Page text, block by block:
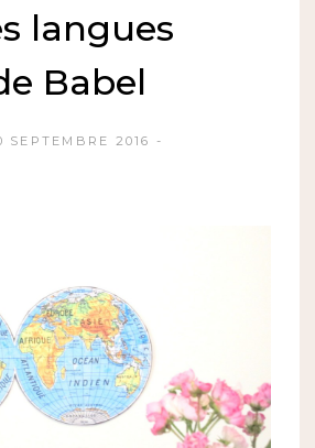
langues
Babel
SEPTEMBRE 2016